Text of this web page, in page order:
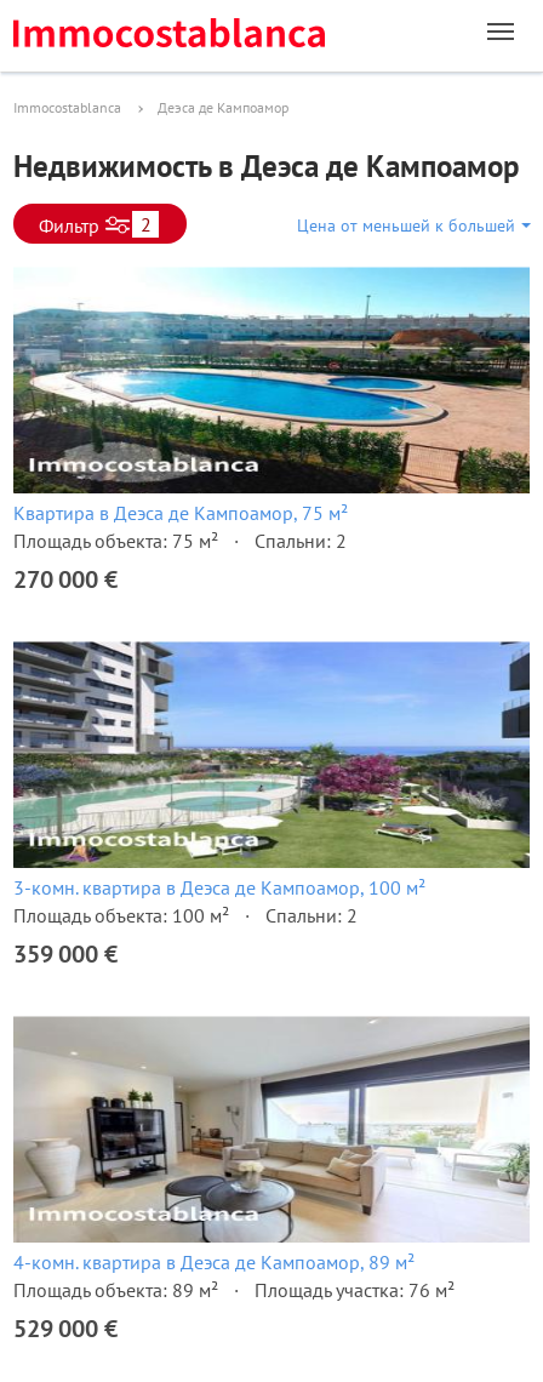
Immocostablanca Деэса де Кампоамор
Недвижимость в Деэса де Кампоамор
Фильтр 2 Цена от меньшей к большей
Квартира в Деэса де Кампоамор, 75 м²
Площадь объекта: 75 м²
Спальни: 2
270 000 €
3-комн. квартира в Деэса де Кампоамор, 100 м²
Площадь объекта: 100 м²
Спальни: 2
359 000 €
4-комн. квартира в Деэса де Кампоамор, 89 м²
Площадь объекта: 89 м²
Площадь участка: 76 м²
529 000 €